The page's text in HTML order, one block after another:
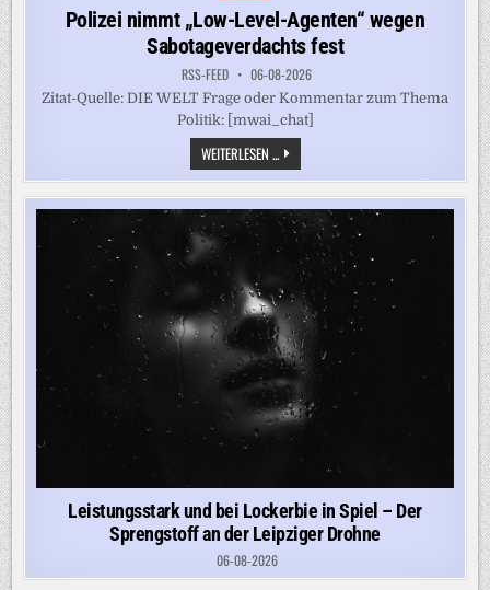
Polizei nimmt „Low-Level-Agenten“ wegen
Sabotageverdachts fest
RSS-FEED 06-08-2026
Zitat-Quelle: DIE WELT Frage oder Kommentar zum Thema
Politik: [mwai_chat]
WEITERLESEN ...POLIZEI
NIMMT
„LOW-
LEVEL-
AGENTEN“
WEGEN
SABOTAGEVERDACHTS
FEST
Leistungsstark und bei Lockerbie in Spiel – Der
Sprengstoff an der Leipziger Drohne
06-08-2026